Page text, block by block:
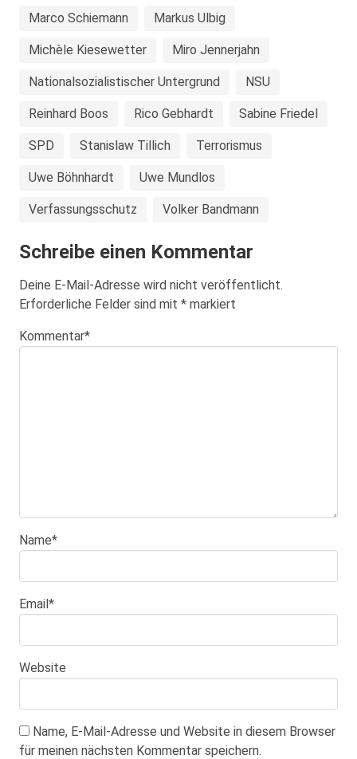
Marco Schiemann Markus Ulbig
Michèle Kiesewetter Miro Jennerjahn
Nationalsozialistischer Untergrund NSU
Reinhard Boos Rico Gebhardt Sabine Friedel
SPD Stanislaw Tillich Terrorismus
Uwe Böhnhardt Uwe Mundlos
Verfassungsschutz Volker Bandmann
Schreibe einen Kommentar
Deine E-Mail-Adresse wird nicht veröffentlicht.
Erforderliche Felder sind mit * markiert
Kommentar*
Name*
Email*
Website
Name, E-Mail-Adresse und Website in diesem Browser
für meinen nächsten Kommentar speichern.